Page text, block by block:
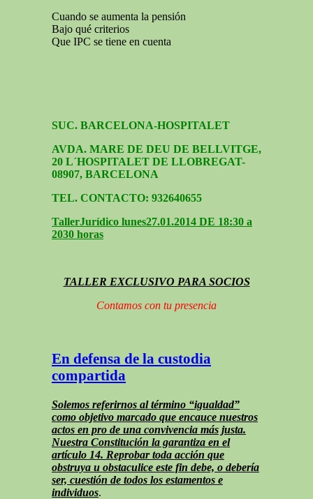
Cuando se aumenta la pensión
Bajo qué criterios
Que IPC se tiene en cuenta
SUC. BARCELONA-HOSPITALET
AVDA. MARE DE DEU DE BELLVITGE,
20 L´HOSPITALET DE LLOBREGAT-
08907, BARCELONA
TEL. CONTACTO: 932640655
TallerJurídico lunes27.01.2014 DE 18:30 a
2030 horas
TALLER EXCLUSIVO PARA SOCIOS
Contamos con tu presencia
En defensa de la custodia
compartida
Solemos referirnos al término “igualdad”
como objetivo marcado que encauce nuestros
actos en pro de una convivencia más justa.
Nuestra Constitución la garantiza en el
artículo 14. Reprobar toda acción que
obstruya u obstaculice este fin debe, o debería
ser, cuestión de todos los estamentos e
individuos.